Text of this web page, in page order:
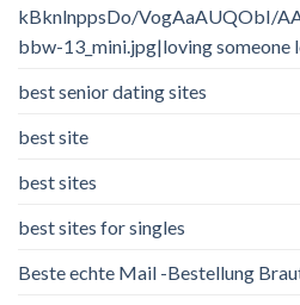
kBknlnppsDo/VogAaAUQObI/
bbw-13_mini.jpg|loving someone
best senior dating sites
best site
best sites
best sites for singles
Beste echte Mail -Bestellung